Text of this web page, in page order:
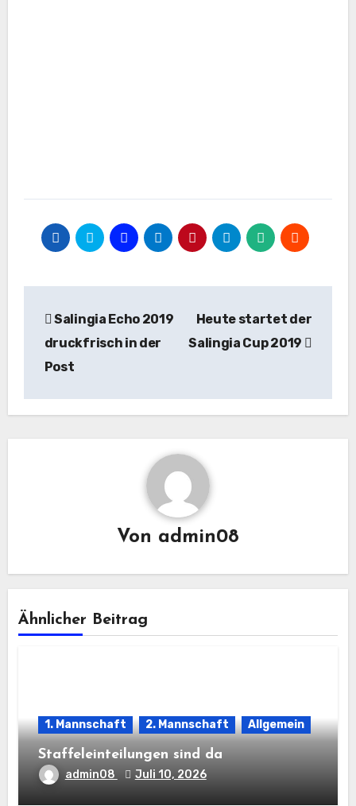
Salingia Echo 2019
druckfrisch in der
Post
Heute startet der
Salingia Cup 2019
Von admin08
Ähnlicher Beitrag
1. Mannschaft 2. Mannschaft Allgemein
Staffeleinteilungen sind da
admin08 Juli 10, 2026